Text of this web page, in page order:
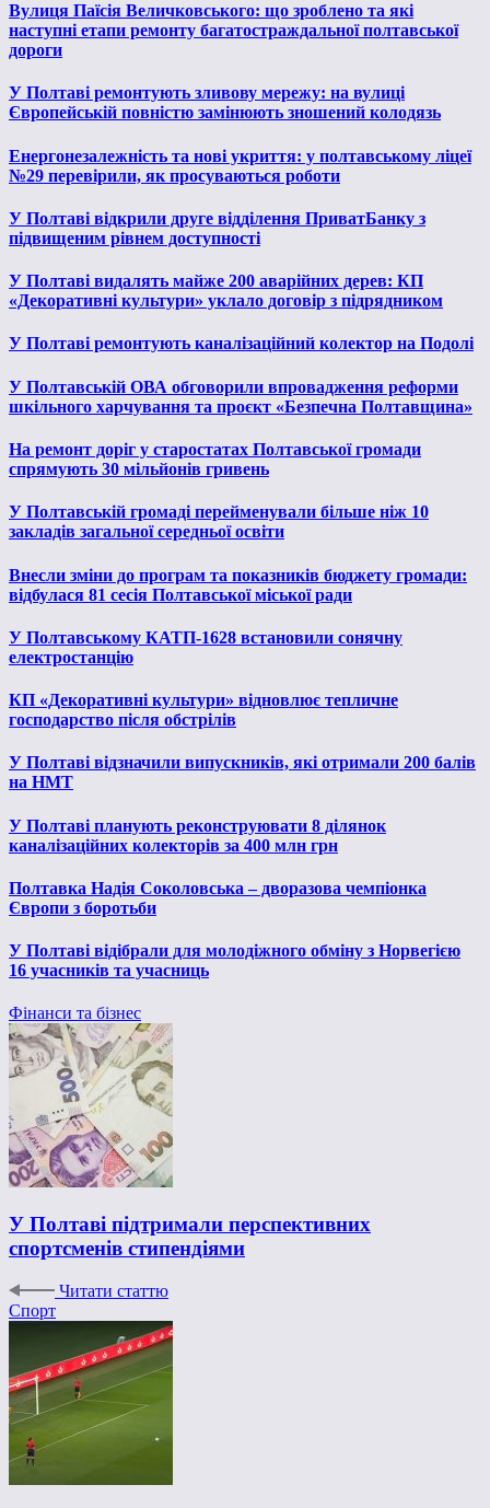
Вулиця Паїсія Величковського: що зроблено та які
наступні етапи ремонту багатостраждальної полтавської
дороги
У Полтаві ремонтують зливову мережу: на вулиці
Європейській повністю замінюють зношений колодязь
Енергонезалежність та нові укриття: у полтавському ліцеї
№29 перевірили, як просуваються роботи
У Полтаві відкрили друге відділення ПриватБанку з
підвищеним рівнем доступності
У Полтаві видалять майже 200 аварійних дерев: КП
«Декоративні культури» уклало договір з підрядником
У Полтаві ремонтують каналізаційний колектор на Подолі
У Полтавській ОВА обговорили впровадження реформи
шкільного харчування та проєкт «Безпечна Полтавщина»
На ремонт доріг у старостатах Полтавської громади
спрямують 30 мільйонів гривень
У Полтавській громаді перейменували більше ніж 10
закладів загальної середньої освіти
Внесли зміни до програм та показників бюджету громади:
відбулася 81 сесія Полтавської міської ради
У Полтавському КАТП-1628 встановили сонячну
електростанцію
КП «Декоративні культури» відновлює тепличне
господарство після обстрілів
У Полтаві відзначили випускників, які отримали 200 балів
на НМТ
У Полтаві планують реконструювати 8 ділянок
каналізаційних колекторів за 400 млн грн
Полтавка Надія Соколовська – дворазова чемпіонка
Європи з боротьби
У Полтаві відібрали для молодіжного обміну з Норвегією
16 учасників та учасниць
Фінанси та бізнес
У Полтаві підтримали перспективних
спортсменів стипендіями
Читати статтю
Спорт